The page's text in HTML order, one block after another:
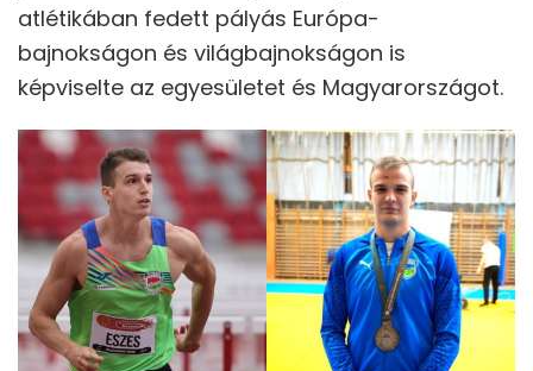
atlétikában fedett pályás Európa-
bajnokságon és világbajnokságon is
képviselte az egyesületet és Magyarországot.